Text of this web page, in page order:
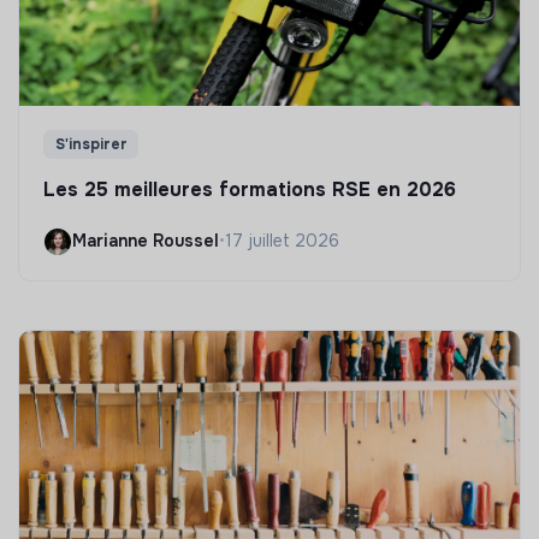
S'inspirer
Les 25 meilleures formations RSE en 2026
Marianne Roussel •17 juillet 2026